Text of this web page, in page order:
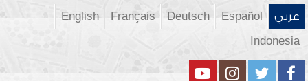
عربي Español
Deutsch
Français
English
Indonesia